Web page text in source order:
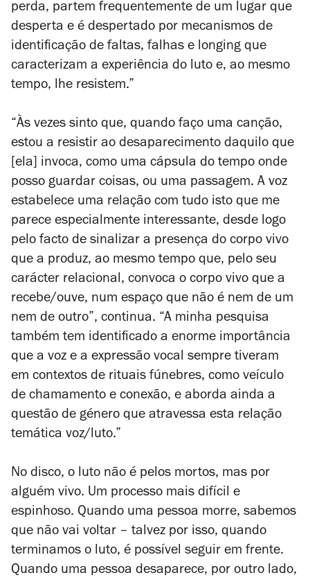
perda, partem frequentemente de um lugar que
desperta e é despertado por mecanismos de
identificação de faltas, falhas e longing que
caracterizam a experiência do luto e, ao mesmo
tempo, lhe resistem.”
“Às vezes sinto que, quando faço uma canção,
estou a resistir ao desaparecimento daquilo que
[ela] invoca, como uma cápsula do tempo onde
posso guardar coisas, ou uma passagem. A voz
estabelece uma relação com tudo isto que me
parece especialmente interessante, desde logo
pelo facto de sinalizar a presença do corpo vivo
que a produz, ao mesmo tempo que, pelo seu
carácter relacional, convoca o corpo vivo que a
recebe/ouve, num espaço que não é nem de um
nem de outro”, continua. “A minha pesquisa
também tem identificado a enorme importância
que a voz e a expressão vocal sempre tiveram
em contextos de rituais fúnebres, como veículo
de chamamento e conexão, e aborda ainda a
questão de género que atravessa esta relação
temática voz/luto.”
No disco, o luto não é pelos mortos, mas por
alguém vivo. Um processo mais difícil e
espinhoso. Quando uma pessoa morre, sabemos
que não vai voltar – talvez por isso, quando
terminamos o luto, é possível seguir em frente.
Quando uma pessoa desaparece, por outro lado,